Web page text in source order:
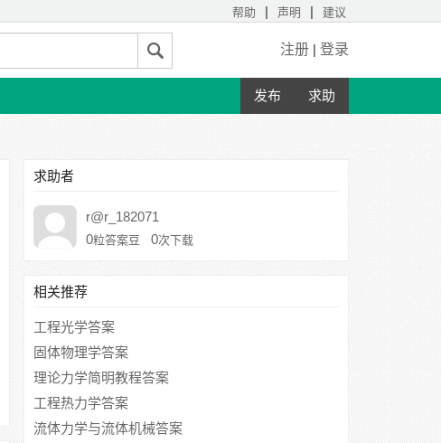
帮助 | 声明 | 建议
注册 | 登录
发布 求助
求助者
r@r_182071
0粒答案豆 0次下载
相关推荐
工程光学答案
固体物理学答案
理论力学简明教程答案
工程热力学答案
流体力学与流体机械答案